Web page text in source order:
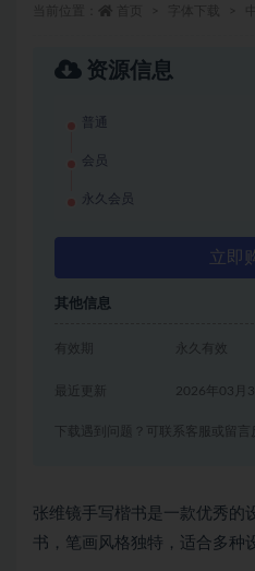
资源信息
普通
会员
永久会员
立即
其他信息
有效期 永久有效
2026年03月
下载遇到问题？可联系客服或留言
张维镜手写楷书是一款优秀的
书，笔画风格独特，适合多种